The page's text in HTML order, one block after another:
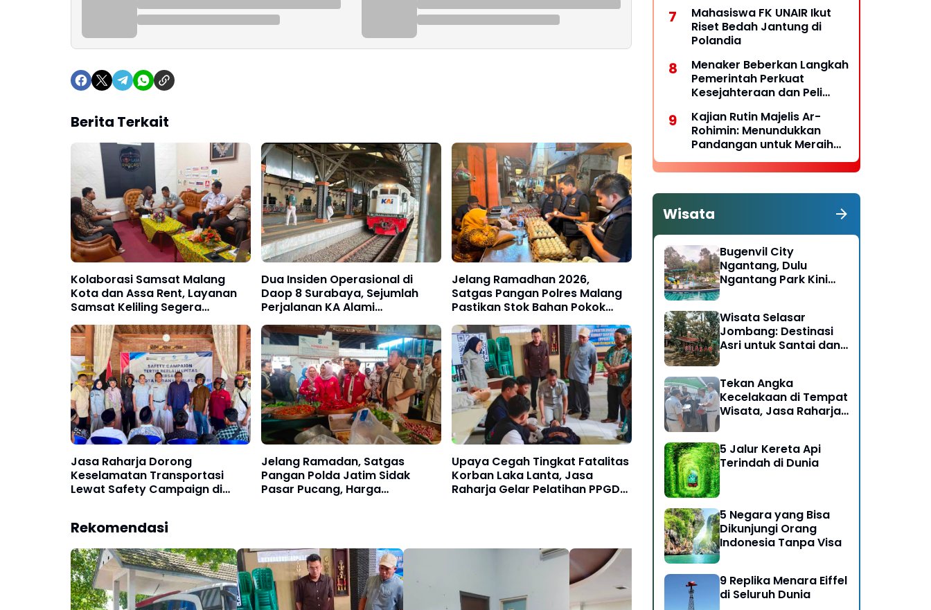
Berita Terkait
Kolaborasi Samsat Malang
Kota dan Assa Rent, Layanan
Samsat Keliling Segera
Diterapkan
Dua Insiden Operasional di
Daop 8 Surabaya, Sejumlah
Perjalanan KA Alami
Keterlambatan
Jelang Ramadhan 2026,
Satgas Pangan Polres Malang
Pastikan Stok Bahan Pokok
Aman
Jasa Raharja Dorong
Keselamatan Transportasi
Lewat Safety Campaign di
Jelang Ramadan, Satgas
Pangan Polda Jatim Sidak
Pasar Pucang, Harga
Upaya Cegah Tingkat Fatalitas
Korban Laka Lanta, Jasa
Raharja Gelar Pelatihan PPGD
Rekomendasi
Mahasiswa FK UNAIR Ikut
Riset Bedah Jantung di
Polandia
Menaker Beberkan Langkah
Pemerintah Perkuat
Kesejahteraan dan Peli
Kajian Rutin Majelis Ar-
Rohimin: Menundukkan
Pandangan untuk Meraih
Hidayah
Wisata
Bugenvil City
Ngantang, Dulu
Ngantang Park Kini
Wisata Selasar
Jombang: Destinasi
Asri untuk Santai dan
Tekan Angka
Kecelakaan di Tempat
Wisata, Jasa Raharja
Pengobatan Gratis di
Kawasan Gunung
5 Jalur Kereta Api
Terindah di Dunia
5 Negara yang Bisa
Dikunjungi Orang
Indonesia Tanpa Visa
9 Replika Menara Eiffel
di Seluruh Dunia